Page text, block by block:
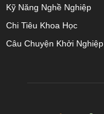
Kỹ Năng Nghề Nghiệp
Chi Tiêu Khoa Học
Câu Chuyện Khởi Nghiệp